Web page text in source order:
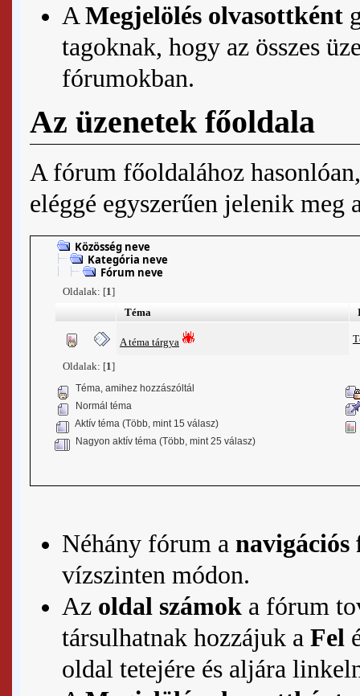
AMegjelölés olvasottként
tagoknak, hogy az összes
fórumokban.
Az üzenetek főoldala
A fórum főoldalához
eléggé egyszerűen jelenik meg
Közösség neve
Kategória neve
Fórum neve
Oldalak: [1]
Téma
A téma tárgya
Oldalak: [1]
Téma, amihez hozzászóltál
Normál téma
Aktív téma (Több, mint 15 válasz)
Nagyon aktív téma (Több, mint 25 válasz)
Néhány fórum a navigációs
vízszinten módon.
Az oldal számoka fórum
társulhatnak hozzájuk a Fel
oldal tetejére és aljára